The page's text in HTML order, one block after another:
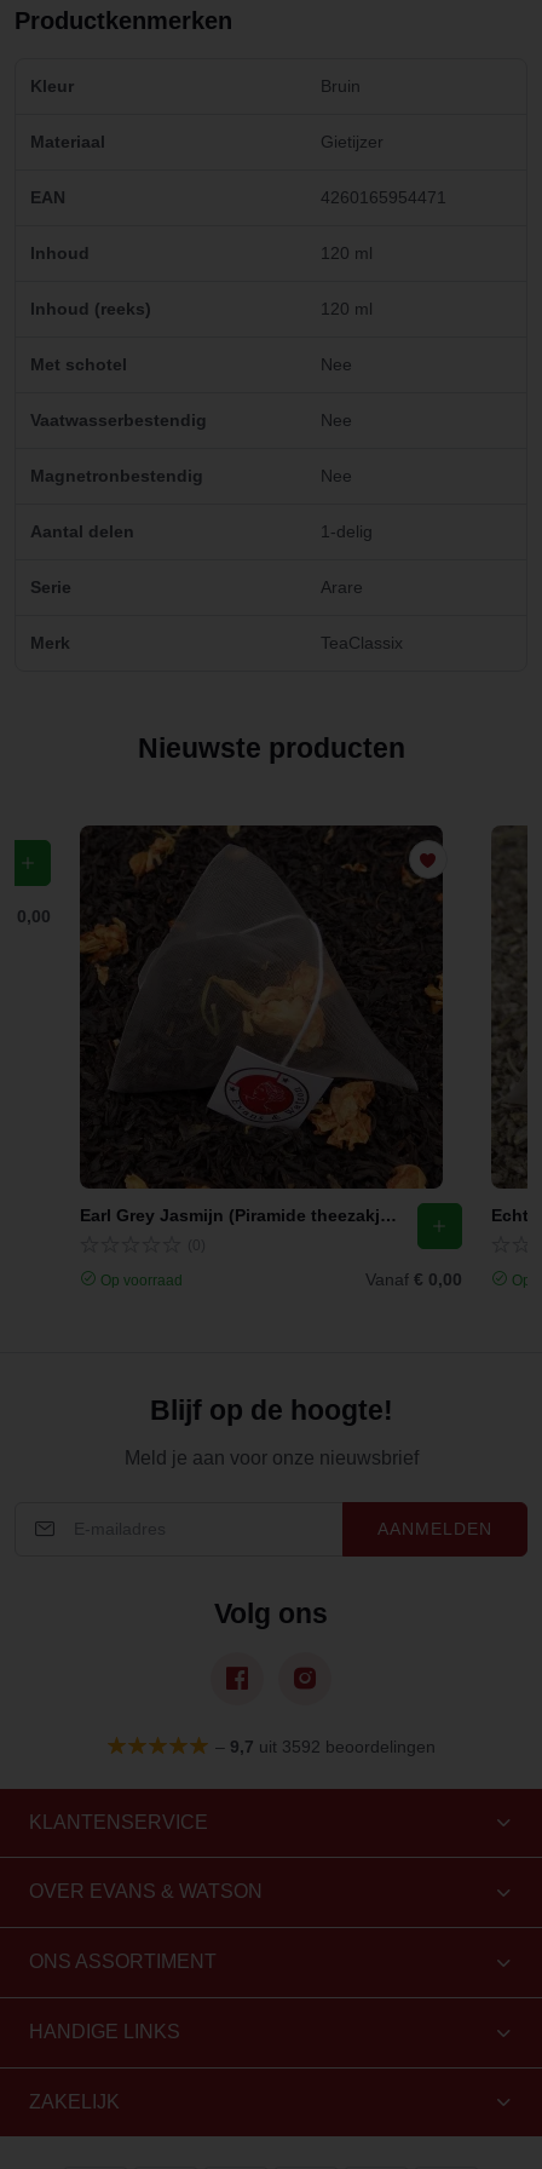
Productkenmerken
Kleur Bruin
Materiaal Gietijzer
EAN 4260165954471
Inhoud 120 ml
Inhoud (reeks) 120 ml
Met schotel Nee
Vaatwasserbestendig Nee
Magnetronbestendig Nee
Aantal delen 1-delig
Serie Arare
Merk TeaClassix
Nieuwste producten
€ 0,00
Earl Grey Jasmijn (Piramide theezakjes)
Op voorraad Vanaf € 0,00 Op
Blijf op de hoogte!
Meld je aan voor onze nieuwsbrief
AANMELDEN
Volg ons
– 9,7 uit 3592 beoordelingen
KLANTENSERVICE
OVER EVANS & WATSON
ONS ASSORTIMENT
HANDIGE LINKS
ZAKELIJK